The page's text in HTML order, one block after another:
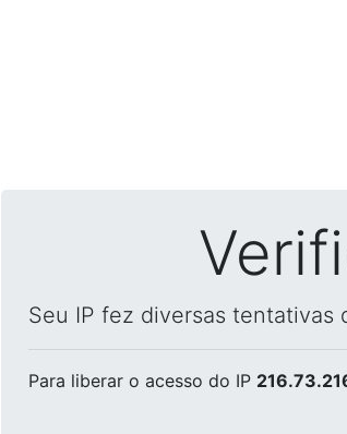
Seu IP fez diversas tentativas
Para liberar o acesso do IP